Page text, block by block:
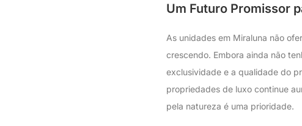
Um Futuro Promissor
As unidades em Miraluna não
crescendo. Embora ainda não
exclusividade e a qualidade do
propriedades de luxo continue
pela natureza é uma prioridade.